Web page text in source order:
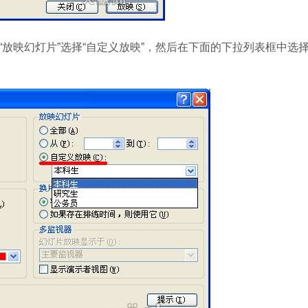
幻灯片”选择“自定义放映”，然后在下面的下拉列表框中选